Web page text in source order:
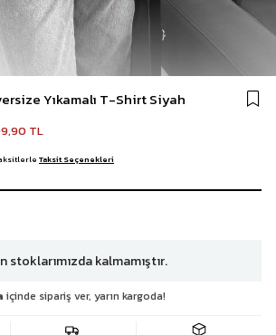
Yıkamalı T-Shirt Siyah
TL
Taksit Seçenekleri
stoklarımızda kalmamıştır.
içinde sipariş ver, yarın kargoda!